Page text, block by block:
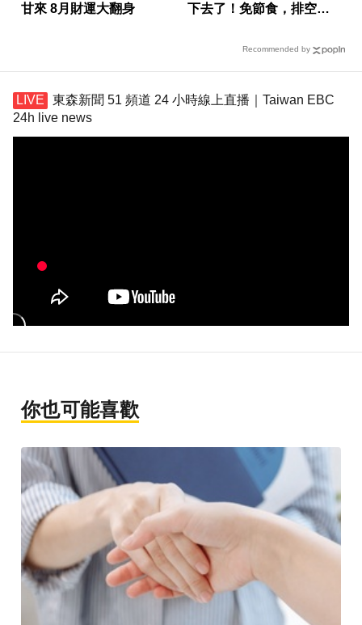
甘來 8月財運大翻身
下去了！免節食，排空順
Recommended by
東森新聞 51 頻道 24 小時線上直播｜Taiwan EBC
24h live news
你也可能喜歡